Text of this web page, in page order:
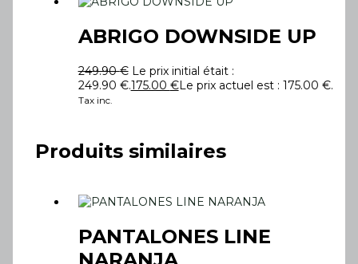
ABRIGO DOWNSIDE UP
249.90€ Le prix initial était :
249.90 €.175.00 €Le prix actuel est : 175.00 €.
Tax inc.
Produits similaires
PANTALONES LINE